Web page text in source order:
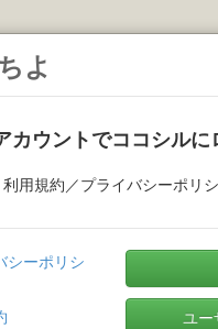
よ
カウントでココシルに
用規約／プライバシーポリ
シーポリシ
ユー